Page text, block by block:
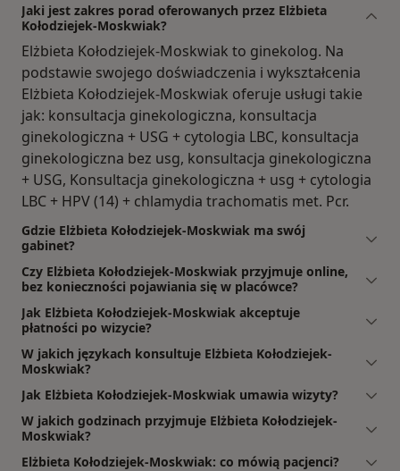
Jaki jest zakres porad oferowanych przez Elżbieta
Kołodziejek-Moskwiak?
Elżbieta Kołodziejek-Moskwiak to ginekolog. Na
podstawie swojego doświadczenia i wykształcenia
Elżbieta Kołodziejek-Moskwiak oferuje usługi takie
jak: konsultacja ginekologiczna, konsultacja
ginekologiczna + USG + cytologia LBC, konsultacja
ginekologiczna bez usg, konsultacja ginekologiczna
+ USG, Konsultacja ginekologiczna + usg + cytologia
LBC + HPV (14) + chlamydia trachomatis met. Pcr.
Gdzie Elżbieta Kołodziejek-Moskwiak ma swój
gabinet?
Czy Elżbieta Kołodziejek-Moskwiak przyjmuje online,
bez konieczności pojawiania się w placówce?
Jak Elżbieta Kołodziejek-Moskwiak akceptuje
płatności po wizycie?
W jakich językach konsultuje Elżbieta Kołodziejek-
Moskwiak?
Jak Elżbieta Kołodziejek-Moskwiak umawia wizyty?
W jakich godzinach przyjmuje Elżbieta Kołodziejek-
Moskwiak?
Elżbieta Kołodziejek-Moskwiak: co mówią pacjenci?